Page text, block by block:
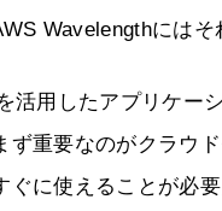
Wavelengthには
活用したアプリケー
ず重要なのがクラウ
ぐに使えることが必要